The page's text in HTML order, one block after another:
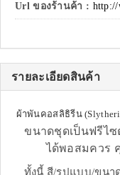
Url ของร้านค้า : http://
รายละเอียดสินค้า
ผ้าพันคอสลิธิรีน
ขนาดชุดเป็นฟรีไซ
ได้พอสมควร
ทั้งนี้ สี/รูปแบบ/ขนา